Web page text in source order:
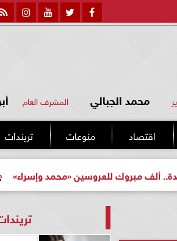
محمد الجبالي المشرف العام
اقتصاد منوعات تريندات
دليل للعروسين «محمد وإسراء»